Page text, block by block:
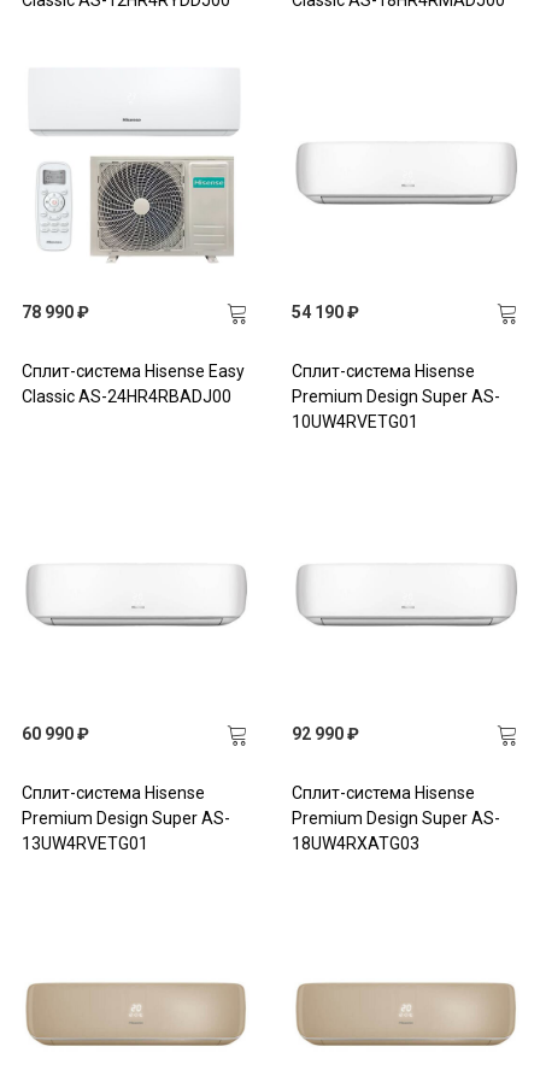
78 990 ₽
Сплит-система Hisense Easy
Classic AS-24HR4RBADJ00
54 190 ₽
Сплит-система Hisense
Premium Design Super AS-
10UW4RVETG01
60 990 ₽
Сплит-система Hisense
Premium Design Super AS-
13UW4RVETG01
92 990 ₽
Сплит-система Hisense
Premium Design Super AS-
18UW4RXATG03